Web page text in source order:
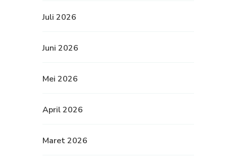
Juli 2026
Juni 2026
Mei 2026
April 2026
Maret 2026